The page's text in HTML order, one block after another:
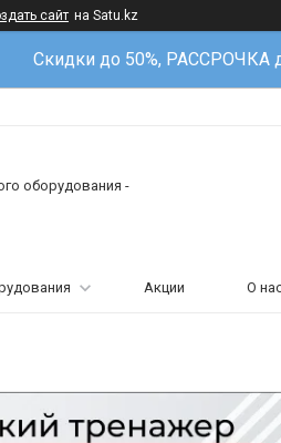
сайт на Satu.kz
Скидки до 50%,
оборудования -
Акции О